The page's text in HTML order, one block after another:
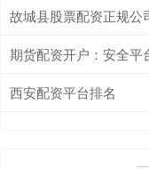
故城县股票配资正规公
期货配资开户：安全平
西安配资平台排名